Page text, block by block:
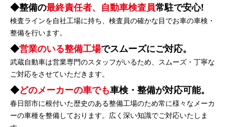
整備の最終責任者、自動車検査員常駐で安心!
検査ラインを自社工場に持ち、検査員の確かな目でお車の車検・
整備を行います。
営業のいる整備工場でスムーズにご対応。
武蔵自動車は営業専門のスタッフがいるため、スムーズ・丁寧な
ご対応をさせていただきます。
どのメーカーの車でも車検・整備が対応可能。
春日部市に根付いた歴史のある整備工場のため常に様々なメーカ
ーの車種を整備しております。広く深い知識でご対応いたしま